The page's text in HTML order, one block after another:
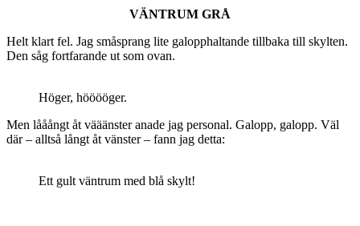
VÄNTRUM GRÅ
Helt klart fel. Jag småsprang lite galopphaltande tillbaka till skylten.
Den såg fortfarande ut som ovan.
Höger, hööööger.
Men lååångt åt vääänster anade jag personal. Galopp, galopp. Väl
där – alltså långt åt vänster – fann jag detta:
Ett gult väntrum med blå skylt!